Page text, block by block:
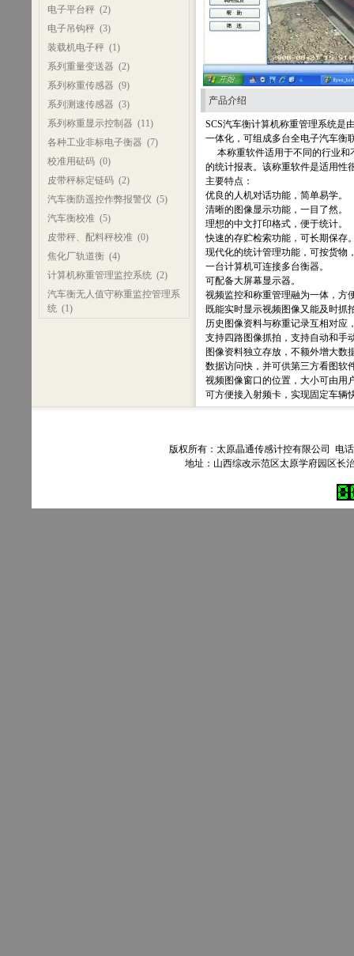
电子平台秤(2)
电子吊钩秤(3)
装载机电子秤(1)
系列重量变送器 (2)
系列称重传感器 (9)
系列测速传感器 (3)
系列称重显示控制器 (11)
各种工业非标电子衡器 (7)
校准用砝码(0)
皮带秤标定链码(2)
汽车衡防遥控作弊报警仪 (5)
汽车衡校准(5)
皮带秤、配料秤校准(0)
焦化厂轨道衡(4)
计算机称重管理监控系统(2)
汽车衡无人值守称重监控管理系
统(1)
产品介绍
SCS汽车衡计算机称重管理系统是
一体化，可组成多台全电子汽车衡
本称重软件适用于不同的行业和
的统计报表。该称重软件是适用性
主要特点：
优良的人机对话功能，简单易学。
清晰的图像显示功能，一目了然。
理想的中文打印格式，便于统计。
快速的存贮检索功能，可长期保存
现代化的统计管理功能，可按货物
一台计算机可连接多台衡器。
可配备大屏幕显示器。
视频监控和称重管理融为一体，方
既能实时显示视频图像又能及时抓
历史图像资料与称重记录互相对应
支持四路图像抓拍，支持自动和手
图像资料独立存放，不额外增大数
数据访问快，并可供第三方看图软
视频图像窗口的位置，大小可由用
可方便接入射频卡，实现固定车辆
版权所有：太原晶通传感计控有限公司 电
地址：山西综改示范区太原学府园区长